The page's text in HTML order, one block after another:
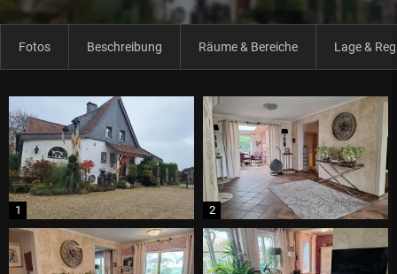
Fotos Beschreibung Räume & Bereiche Lage &